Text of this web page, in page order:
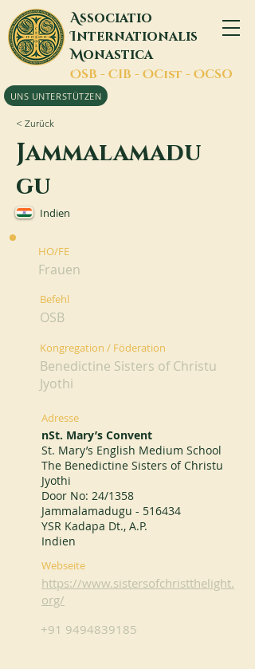
Associatio
Internationalis
Monastica
OSB - CIB - OCist - OCSO
UNS UNTERSTÜTZEN
< Zurück
Jammalamadu
gu
Indien
HO/FE
Frauen
Befehl
OSB
Kongregation / Föderation
Benedictine Sisters of Christu
Jyothi
Adresse
nSt. Mary’s Convent
St. Mary’s English Medium School
The Benedictine Sisters of Christu
Jyothi
Door No: 24/1358
Jammalamadugu - 516434
YSR Kadapa Dt., A.P.
Indien
Webseite
https://www.sistersofchristthelight.
org/
+91 9494839185